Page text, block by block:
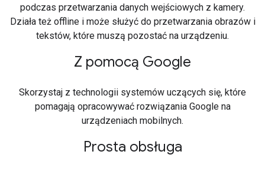
podczas przetwarzania danych wejściowych z kamery.
Działa też offline i może służyć do przetwarzania obrazów i
tekstów, które muszą pozostać na urządzeniu.
Z pomocą Google
Skorzystaj z technologii systemów uczących się, które
pomagają opracowywać rozwiązania Google na
urządzeniach mobilnych.
Prosta obsługa